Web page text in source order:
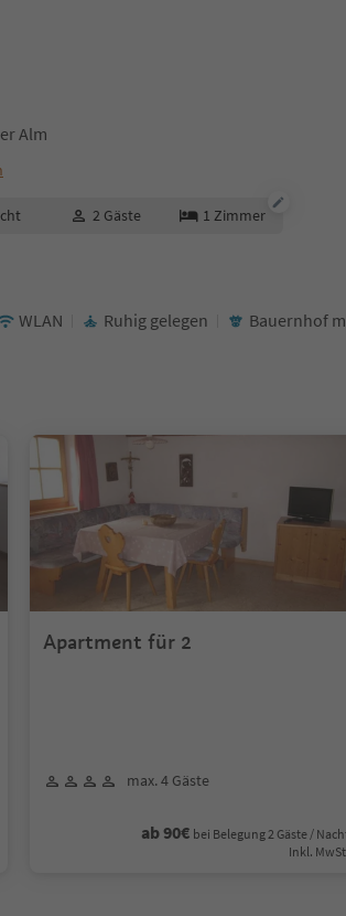
Alm
2 Gäste 1 Zimmer
WLAN Ruhig gelegen Bauernhof
Apartment für 2
max. 4 Gäste
ab 90€ bei Belegung 2 Gäste /
Inkl.